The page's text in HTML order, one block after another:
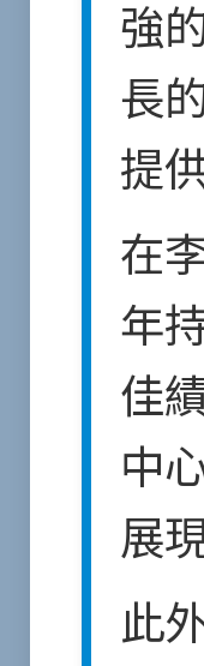
強
長
提
在
年
佳
中
展
此